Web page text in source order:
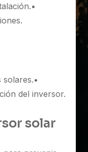
•
solares.•
del inversor.
solar